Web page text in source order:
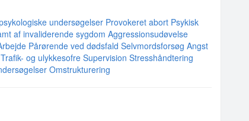
undersøgelser Provokeret abort Psykisk
af invaliderende sygdom Aggressionsudøvelse
Pårørende ved dødsfald Selvmordsforsøg Angst
Trafik- og ulykkesofre Supervision Stresshåndtering
Omstrukturering